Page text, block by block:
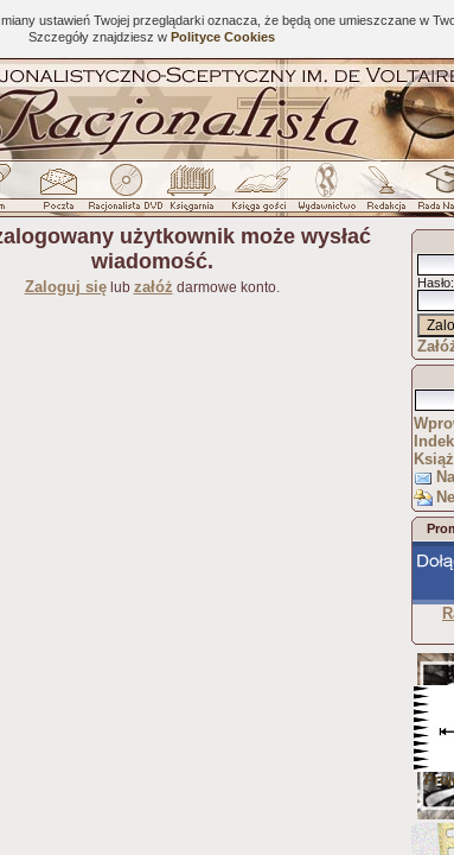
ustawień Twojej przeglądarki oznacza, że będą one umieszczane w
Szczegóły znajdziesz w Polityce Cookies
użytkownik może wysłać
wiadomość.
Zaloguj sięlub załóż darmowe konto. Hasło: